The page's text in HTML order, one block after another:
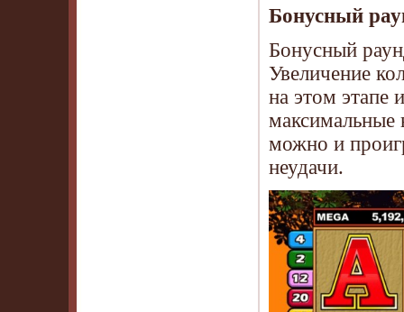
Бонусный
Бонусный
Увеличение
на этом этапе
максимальные
можно и
неудачи.